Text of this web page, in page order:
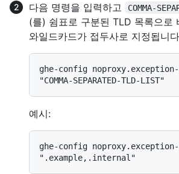
다음 명령을 입력하고 COMMA-
(를) 쉼표로 구분된 TLD 목록으로
와일드카드가 접두사로 지정됩니
ghe-config
예시:
ghe-config